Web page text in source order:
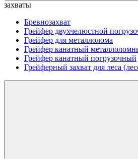
захваты
Бревнозахват
Грейфер двухчелюстной
Грейфер для металлолома
Грейфер канатный
Грейфер канатный погрузочный
Грейферный захват для леса